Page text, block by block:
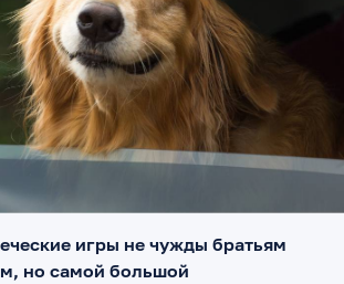
игры не чужды братьям
но самой большой